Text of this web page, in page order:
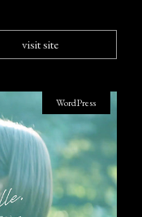
visit site
WordPress